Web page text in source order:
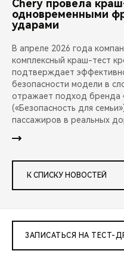
Chery провела
одновременными
ударами
В апреле 2026 года
комплексный краш-тест
подтверждает
безопасности модели в
отражает подход бренда
(«Безопасность для
пассажиров в реальных
К СПИСКУ НОВОСТЕЙ
ЗАПИСАТЬСЯ НА ТЕСТ-